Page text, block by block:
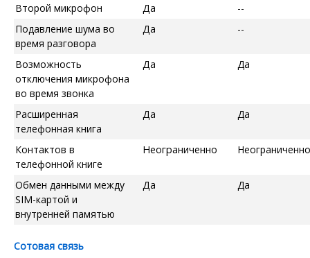
Второй микрофон
Да
--
Подавление шума во
время разговора
Да --
Возможность
отключения микрофона
во время звонка
Да Да
Расширенная
телефонная книга
Да Да
Контактов в
телефонной книге
Неограниченно Неограниченно
Обмен данными между
SIM-картой и
внутренней памятью
Да Да
Сотовая связь